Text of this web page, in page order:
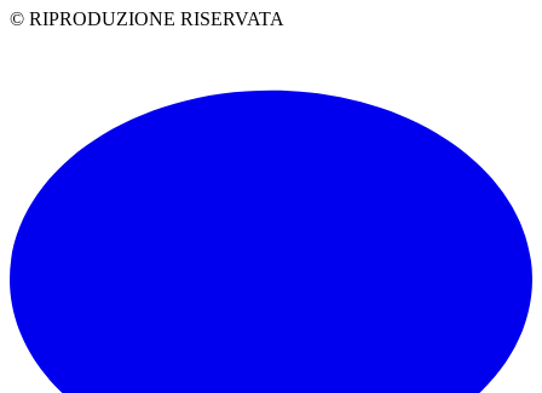
© RIPRODUZIONE RISERVATA